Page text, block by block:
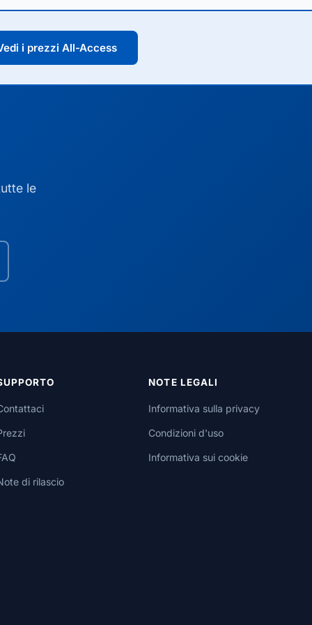
i prezzi All-Access
le
di rilascio
NOTE LEGALI
Informativa sulla privacy
Condizioni d'uso
Informativa sui cookie